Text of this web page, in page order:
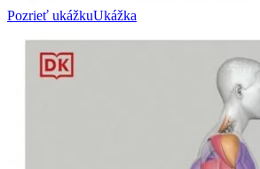
Pozrieť ukážkuUkážka